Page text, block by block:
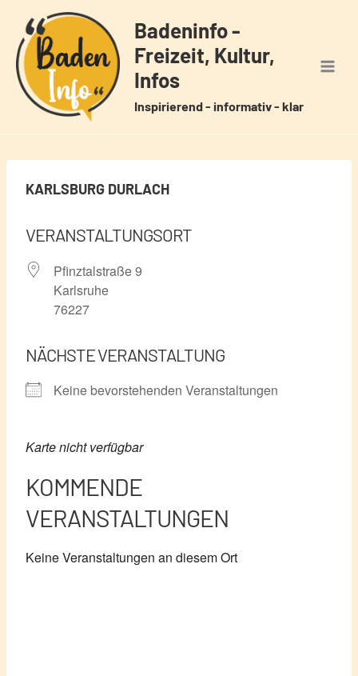
Inhalt
springen
Badeninfo -
Freizeit, Kultur,
Infos
Inspirierend - informativ - klar
KARLSBURG DURLACH
VERANSTALTUNGSORT
Pfinztalstraße 9
Karlsruhe
76227
NÄCHSTE VERANSTALTUNG
Keine bevorstehenden Veranstaltungen
Karte nicht verfügbar
KOMMENDE
VERANSTALTUNGEN
Keine Veranstaltungen an diesem Ort